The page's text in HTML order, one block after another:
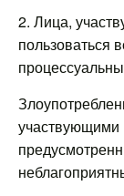
2. Лица,
пользоваться
участвующими